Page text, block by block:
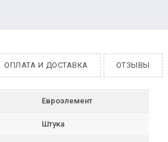
ОПЛАТА И ДОСТАВКА ОТЗЫВЫ
Евроэлемент
Штука